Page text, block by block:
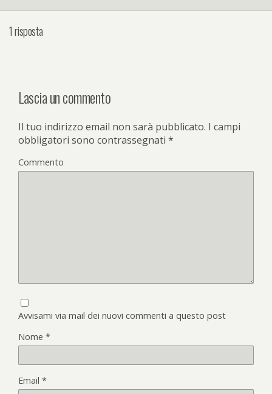
1 risposta
Lascia un commento
Il tuo indirizzo email non sarà pubblicato. I campi
obbligatori sono contrassegnati *
Commento
Avvisami via mail dei nuovi commenti a questo post
Nome *
Email *